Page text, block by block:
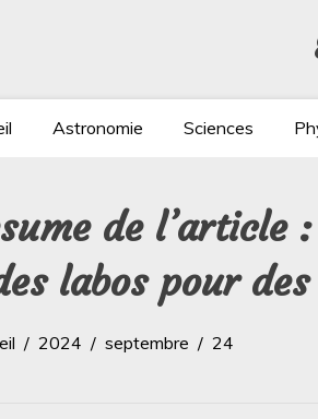
Astronomie Sciences
de
labos pour
2024 septembre 24